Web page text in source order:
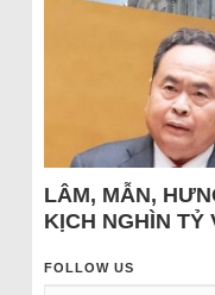
LÂM, MẪN,
KỊCH NGHÌN TỶ
FOLLOW US